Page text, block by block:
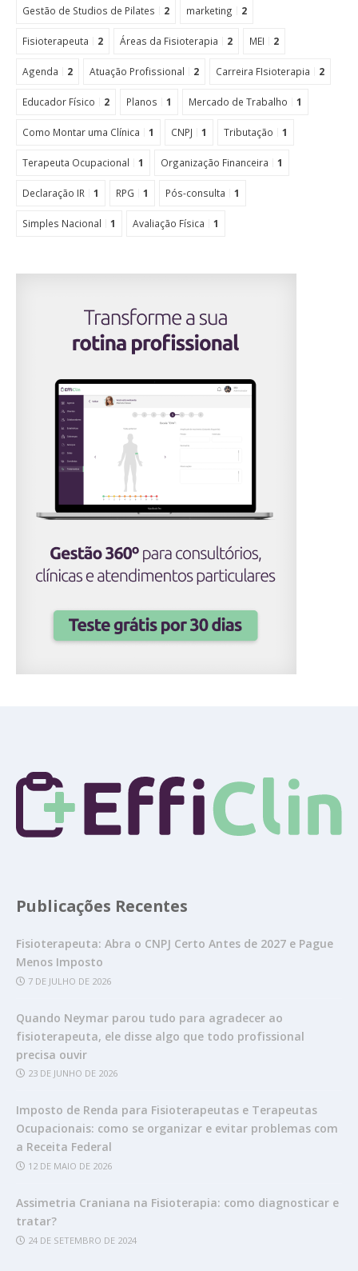
Gestão de Studios de Pilates 2 marketing 2
Fisioterapeuta 2 Áreas da Fisioterapia 2 MEI 2
Agenda 2 Atuação Profissional 2 Carreira FIsioterapia 2
Educador Físico 2 Planos 1 Mercado de Trabalho 1
Como Montar uma Clínica 1 CNPJ 1 Tributação 1
Terapeuta Ocupacional 1 Organização Financeira 1
Declaração IR 1 RPG 1 Pós-consulta 1
Simples Nacional 1 Avaliação Física 1
Publicações Recentes
Fisioterapeuta: Abra o CNPJ Certo Antes de 2027 e Pague
Menos Imposto
7 DE JULHO DE 2026
Quando Neymar parou tudo para agradecer ao
fisioterapeuta, ele disse algo que todo profissional
precisa ouvir
23 DE JUNHO DE 2026
Imposto de Renda para Fisioterapeutas e Terapeutas
Ocupacionais: como se organizar e evitar problemas com
a Receita Federal
12 DE MAIO DE 2026
Assimetria Craniana na Fisioterapia: como diagnosticar e
tratar?
24 DE SETEMBRO DE 2024